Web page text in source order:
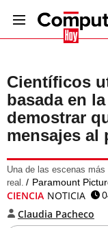
Científicos
basada en
demostrar
mensajes al
Una de las escenas
real.
Paramount
CIENCIA NOTICIA
Claudia Pacheco